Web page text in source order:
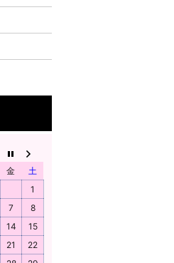
金
土
1
7
8
14
15
21
22